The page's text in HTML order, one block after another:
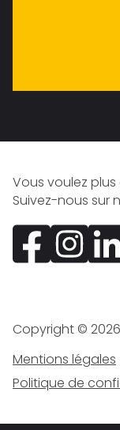
Vous voulez
Suivez-nous sur
Facebook
Copyright © 2026
Mentions légales
Politique de